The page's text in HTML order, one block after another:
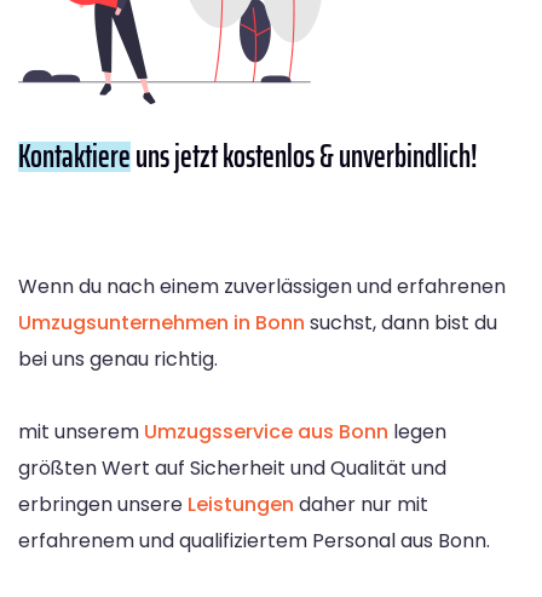
Kontaktiereuns jetzt kostenlos & unverbindlich!
Wenn du nach einem zuverlässigen und erfahrenen
Umzugsunternehmen in Bonn suchst, dann bist du
bei uns genau richtig.
mit unserem Umzugsservice aus Bonn legen
größten Wert auf Sicherheit und Qualität und
erbringen unsere Leistungen daher nur mit
erfahrenem und qualifiziertem Personal aus Bonn.